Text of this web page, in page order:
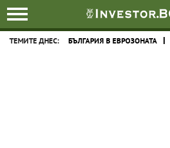
ТЕМИТЕ ДНЕС: БЪЛГАРИЯ В ЕВРОЗОНАТА